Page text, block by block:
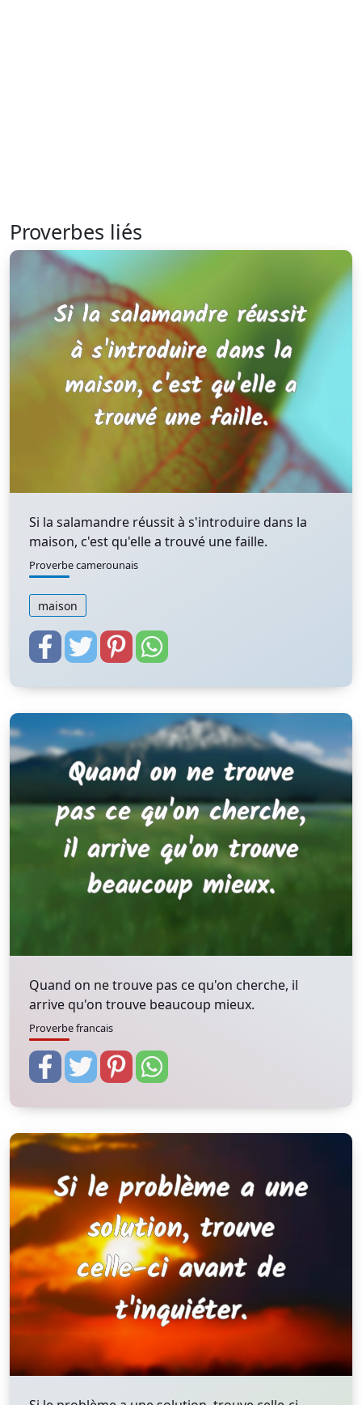
Proverbes liés
Si la salamandre réussit à s'introduire dans la
maison, c'est qu'elle a trouvé une faille.
Proverbe camerounais
maison
Quand on ne trouve pas ce qu'on cherche, il
arrive qu'on trouve beaucoup mieux.
Proverbe francais